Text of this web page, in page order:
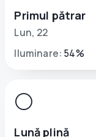
Primul pătrar
Lun, 22
Iluminare: 54%
🌕
Lună plină